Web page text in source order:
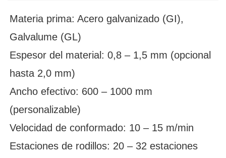
Materia prima: Acero galvanizado (GI),
Galvalume (GL)
Espesor del material: 0,8 – 1,5 mm (opcional
hasta 2,0 mm)
Ancho efectivo: 600 – 1000 mm
(personalizable)
Velocidad de conformado: 10 – 15 m/min
Estaciones de rodillos: 20 – 32 estaciones